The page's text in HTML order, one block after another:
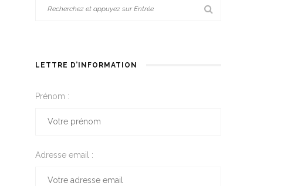
LETTRE D’INFORMATION
Prénom :
Adresse email :